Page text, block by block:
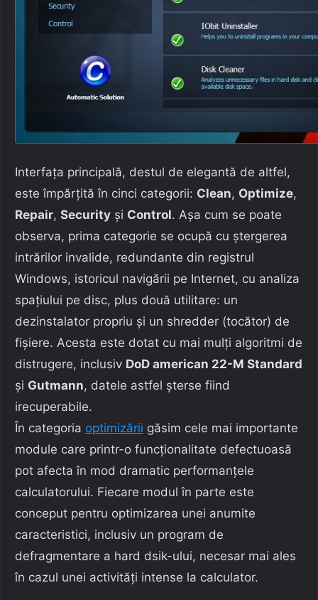
Interfața principală, destul de elegantă de altfel,
este împărțită în cinci categorii: Clean, Optimize,
Repair, Security și Control. Așa cum se poate
observa, prima categorie se ocupă cu ștergerea
intrărilor invalide, redundante din registrul
Windows, istoricul navigării pe Internet, cu analiza
spațiului pe disc, plus două utilitare: un
dezinstalator propriu și un shredder (tocător) de
fișiere. Acesta este dotat cu mai mulți algoritmi de
distrugere, inclusiv DoD american 22-M Standard
și Gutmann, datele astfel șterse fiind
irecuperabile.
În categoria optimizării găsim cele mai importante
module care printr-o funcționalitate defectuoasă
pot afecta în mod dramatic performanțele
calculatorului. Fiecare modul în parte este
conceput pentru optimizarea unei anumite
caracteristici, inclusiv un program de
defragmentare a hard dsik-ului, necesar mai ales
în cazul unei activități intense la calculator.